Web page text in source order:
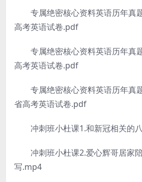
专属绝密核心资料英语历年真
高考英语试卷.pdf
专属绝密核心资料英语历年真
高考英语试卷.pdf
专属绝密核心资料英语历年真
省高考英语试卷.pdf
冲刺班小杜课1.和新冠相关的
冲刺班小杜课2.爱心辉哥居家
写.mp4